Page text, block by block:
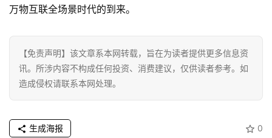
新
源
万物互联全场景时代的到来。
【免责声明】该文章系本网转载，旨在为读者提供更多信息资
讯。所涉内容不构成任何投资、消费建议，仅供读者参考。如
造成侵权请联系本网处理。
0
生成海报